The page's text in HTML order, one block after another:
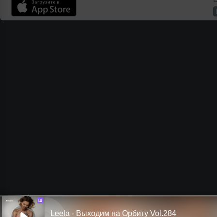
Ш
Leela - Выходим на Орбиту Vol.284